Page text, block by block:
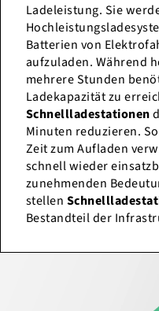
Ladeleistung. Sie
Batterien von
aufzuladen. Während
mehrere Stunden
Ladekapazität zu
Schnellladestationen
Minuten reduzieren.
Zeit zum Aufladen
schnell wieder
zunehmenden
stellen
Bestandteil der